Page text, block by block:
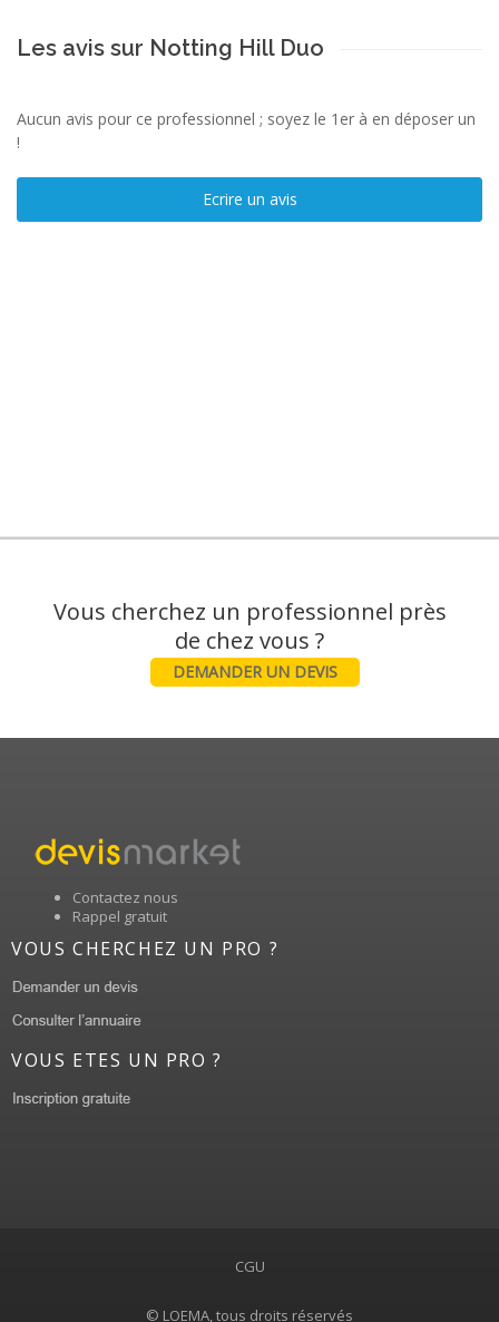
Les avis sur Notting Hill Duo
Aucun avis pour ce professionnel ; soyez le 1er à en déposer un
!
Ecrire un avis
Vous cherchez un professionnel près
DEMANDER UN DEVIS
Contactez nous
Rappel gratuit
VOUS CHERCHEZ UN PRO ?
VOUS ETES UN PRO ?
CGU
© LOEMA, tous droits réservés